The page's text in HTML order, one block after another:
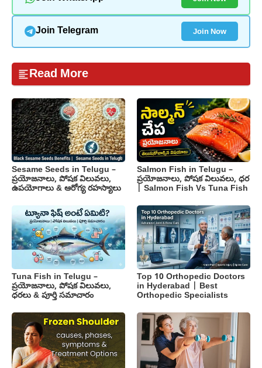
Join Telegram Join Now
Read More
Sesame Seeds in Telugu –
ప్రయోజనాలు, పోషక విలువలు,
ఉపయోగాలు & ఆరోగ్య రహస్యాలు
Salmon Fish in Telugu –
ప్రయోజనాలు, పోషక విలువలు, ధర
| Salmon Fish Vs Tuna Fish
Tuna Fish in Telugu –
ప్రయోజనాలు, పోషక విలువలు,
ధరలు & పూర్తి సమాచారం
Top 10 Orthopedic Doctors
in Hyderabad | Best
Orthopedic Specialists